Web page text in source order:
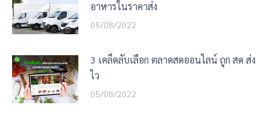
อาหารในราคาส่ง
05/08/2022
3 เคล็ดลับเลือก ตลาดสดออนไลน์ ถูก สด ส่ง
ไว
05/08/2022